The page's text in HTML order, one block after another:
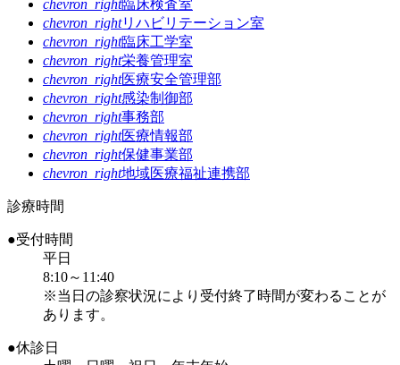
chevron_right臨床検査室
chevron_rightリハビリテーション室
chevron_right臨床工学室
chevron_right栄養管理室
chevron_right医療安全管理部
chevron_right感染制御部
chevron_right事務部
chevron_right医療情報部
chevron_right保健事業部
chevron_right地域医療福祉連携部
診療時間
●受付時間
平日
8:10～11:40
※当日の診察状況により受付終了時間が変わることが
あります。
●休診日